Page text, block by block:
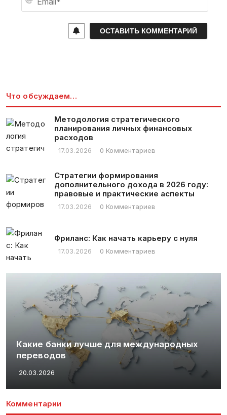
Что обсуждаем…
Методология стратегического
планирования личных финансовых
расходов
17.03.2026 0 Комментариев
Стратегии формирования
дополнительного дохода в 2026 году:
правовые и практические аспекты
17.03.2026 0 Комментариев
Фриланс: Как начать карьеру с нуля
17.03.2026 0 Комментариев
Какие банки лучше для международных
переводов
20.03.2026
Комментарии